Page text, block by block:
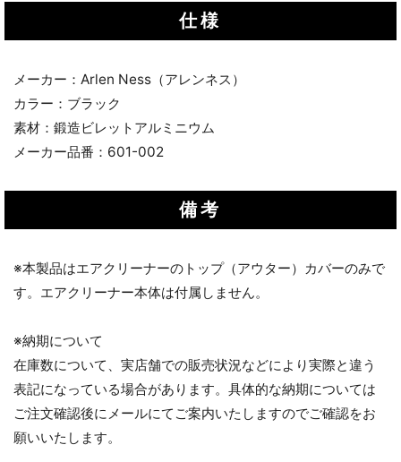
仕様
メーカー：Arlen Ness（アレンネス）
カラー：ブラック
素材：鍛造ビレットアルミニウム
メーカー品番：601-002
備考
※本製品はエアクリーナーのトップ（アウター）カバーのみで
す。エアクリーナー本体は付属しません。
※納期について
在庫数について、実店舗での販売状況などにより実際と違う
表記になっている場合があります。具体的な納期については
ご注文確認後にメールにてご案内いたしますのでご確認をお
願いいたします。